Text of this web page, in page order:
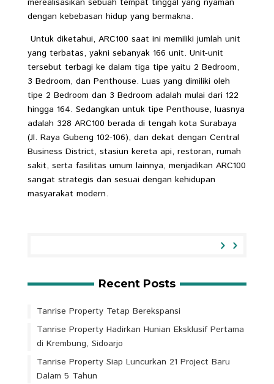
dengan kebebasan hidup yang bermakna.
Untuk diketahui, ARC100 saat ini memiliki jumlah unit
yang terbatas, yakni sebanyak 166 unit. Unit-unit
tersebut terbagi ke dalam tiga tipe yaitu 2 Bedroom,
3 Bedroom, dan Penthouse. Luas yang dimiliki oleh
tipe 2 Bedroom dan 3 Bedroom adalah mulai dari 122
hingga 164. Sedangkan untuk tipe Penthouse, luasnya
adalah 328 ARC100 berada di tengah kota Surabaya
(Jl. Raya Gubeng 102-106), dan dekat dengan Central
Business District, stasiun kereta api, restoran, rumah
sakit, serta fasilitas umum lainnya, menjadikan ARC100
sangat strategis dan sesuai dengan kehidupan
masyarakat modern.
Recent Posts
Tanrise Property Tetap Berekspansi
Tanrise Property Hadirkan Hunian Eksklusif Pertama
di Krembung, Sidoarjo
Tanrise Property Siap Luncurkan 21 Project Baru
Dalam 5 Tahun